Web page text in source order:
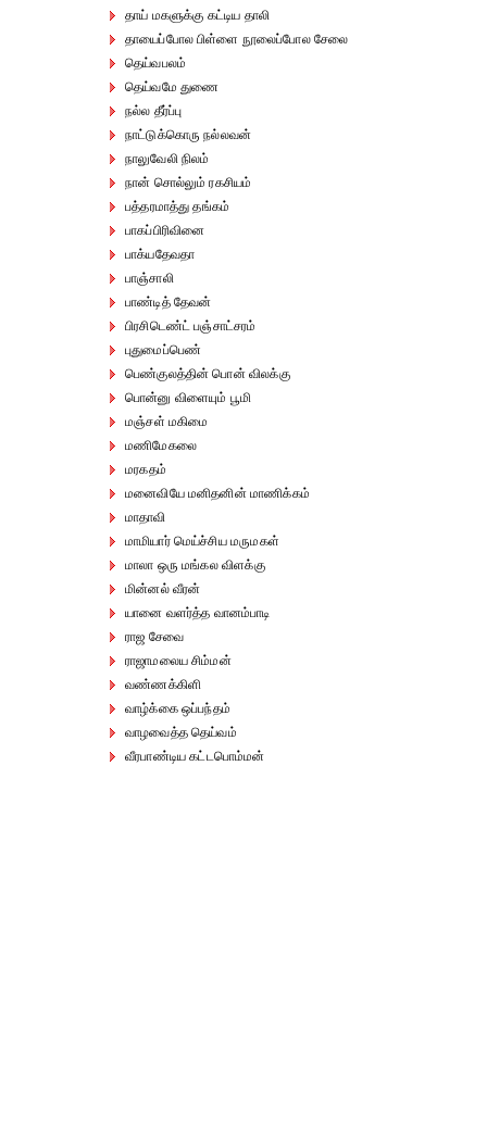
தாய் மகளுக்கு கட்டிய தாலி
தாயைப்போல பிள்ளை நூலைப்போல சேலை
தெய்வபலம்
தெய்வமே துணை
நல்ல தீர்ப்பு
நாட்டுக்கொரு நல்லவன்
நாலுவேலி நிலம்
நான் சொல்லும் ரகசியம்
பத்தரமாத்து தங்கம்
பாகப்பிரிவினை
பாக்யதேவதா
பாஞ்சாலி
பாண்டித் தேவன்
பிரசிடெண்ட் பஞ்சாட்சரம்
புதுமைப்பெண்
பெண்குலத்தின் பொன் விலக்கு
பொன்னு விளையும் பூமி
மஞ்சள் மகிமை
மணிமேகலை
மரகதம்
மனைவியே மனிதனின் மாணிக்கம்
மாதாவி
மாமியார் மெய்ச்சிய மருமகள்
மாலா ஒரு மங்கல விளக்கு
மின்னல் வீரன்
யானை வளர்த்த வானம்பாடி
ராஜ சேவை
ராஜாமலைய சிம்மன்
வண்ணக்கிளி
வாழ்க்கை ஒப்பந்தம்
வாழவைத்த தெய்வம்
வீரபாண்டிய கட்டபொம்மன்